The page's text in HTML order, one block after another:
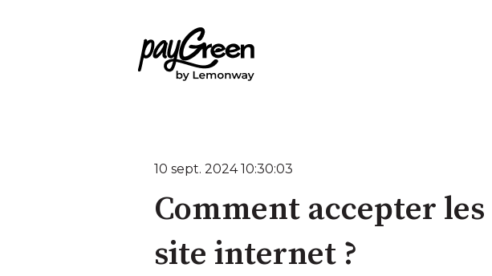
10 sept. 2024 10:30:03
Comment accepter
site internet ?